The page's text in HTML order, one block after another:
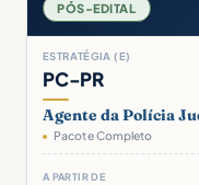
PÓS-EDITAL
ESTRATÉGIA (E)
PC-PR
Agente da Polícia
Pacote Completo
A PARTIR DE